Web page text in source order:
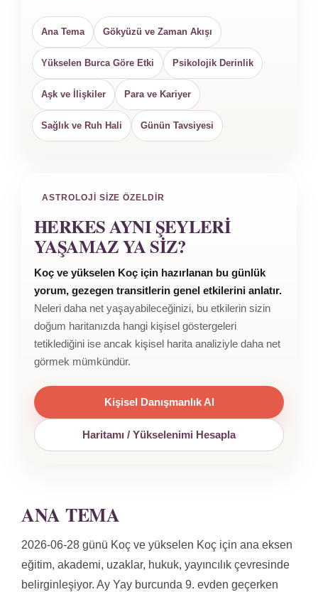
Ana Tema Gökyüzü ve Zaman Akışı
Yükselen Burca Göre Etki Psikolojik Derinlik
Aşk ve İlişkiler Para ve Kariyer
Sağlık ve Ruh Hali Günün Tavsiyesi
ASTROLOJI SIZE ÖZELDIR
HERKES AYNI ŞEYLERI
YAŞAMAZ YA SIZ?
Koç ve yükselen Koç için hazırlanan bu günlük
yorum, gezegen transitlerin genel etkilerini anlatır.
Neleri daha net yaşayabileceğinizi, bu etkilerin sizin
doğum haritanızda hangi kişisel göstergeleri
tetiklediğini ise ancak kişisel harita analiziyle daha net
görmek mümkündür.
Kişisel Danışmanlık Al
Haritamı / Yükselenimi Hesapla
ANA TEMA
2026-06-28 günü Koç ve yükselen Koç için ana eksen
eğitim, akademi, uzaklar, hukuk, yayıncılık çevresinde
belirginleşiyor. Ay Yay burcunda 9. evden geçerken